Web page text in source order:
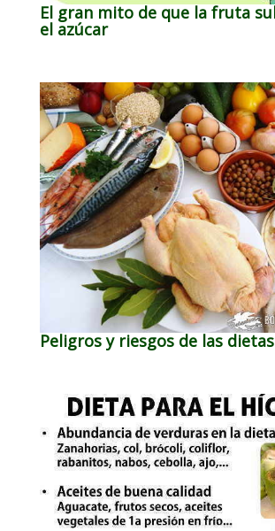
El gran mito de que la fruta
el azúcar
Peligros y riesgos de las